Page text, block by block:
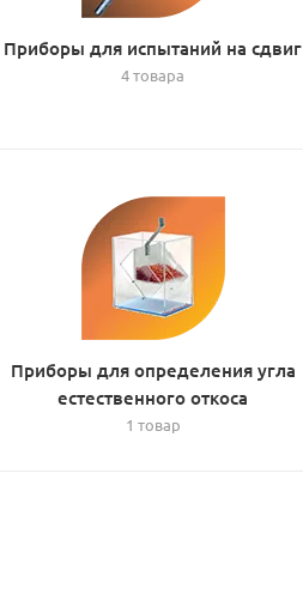
Приборы для испытаний на сдвиг
4 товара
Приборы для определения угла
естественного откоса
1 товар